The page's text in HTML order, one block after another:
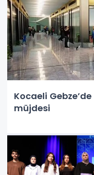
Kocaeli
müjdesi